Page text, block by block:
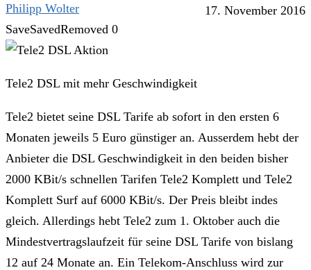
Philipp Wolter
17. November 2016
SaveSavedRemoved 0
Tele2 DSL mit mehr Geschwindigkeit
Tele2 bietet seine DSL Tarife ab sofort in den ersten 6
Monaten jeweils 5 Euro günstiger an. Ausserdem hebt der
Anbieter die DSL Geschwindigkeit in den beiden bisher
2000 KBit/s schnellen Tarifen Tele2 Komplett und Tele2
Komplett Surf auf 6000 KBit/s. Der Preis bleibt indes
gleich. Allerdings hebt Tele2 zum 1. Oktober auch die
Mindestvertragslaufzeit für seine DSL Tarife von bislang
12 auf 24 Monate an. Ein Telekom-Anschluss wird zur